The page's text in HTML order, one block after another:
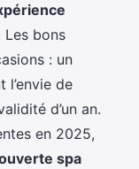
Les bons
: un
l’envie de
d’un an.
en 2025,
spa